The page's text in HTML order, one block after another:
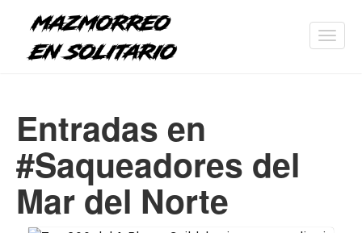
Entradas en
#Saqueadores del
Mar del Norte